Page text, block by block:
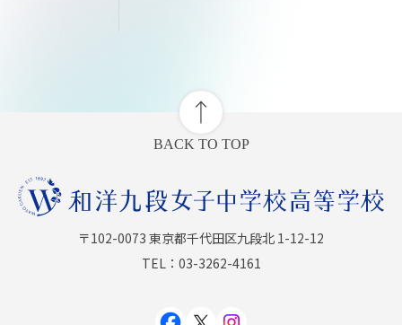
BACK TO TOP
〒102-0073 東京都千代田区九段北 1-12-12
TEL：03-3262-4161